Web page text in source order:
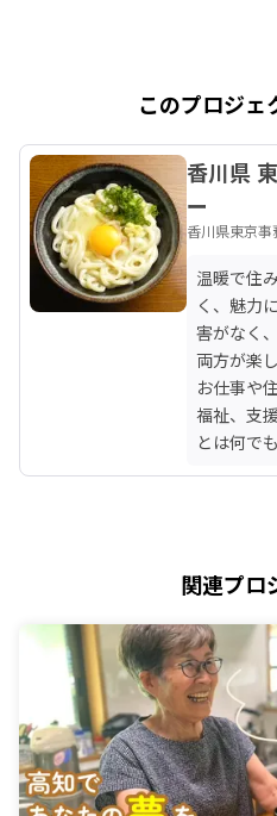
このプロジェ
香川県
ー
香川県東京事
温暖で住
く、魅力
害がなく
両方が楽
お仕事や
福祉、支
とは何で
関連プロ